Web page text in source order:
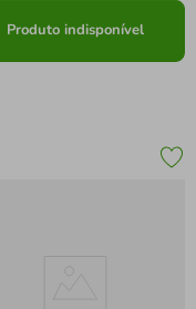
Produto indisponível